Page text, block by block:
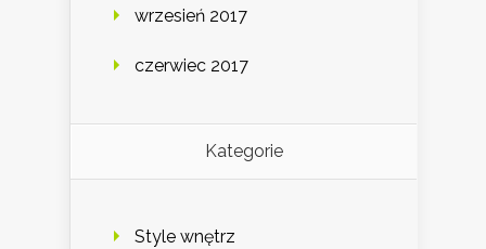
wrzesień 2017
czerwiec 2017
Kategorie
Style wnętrz